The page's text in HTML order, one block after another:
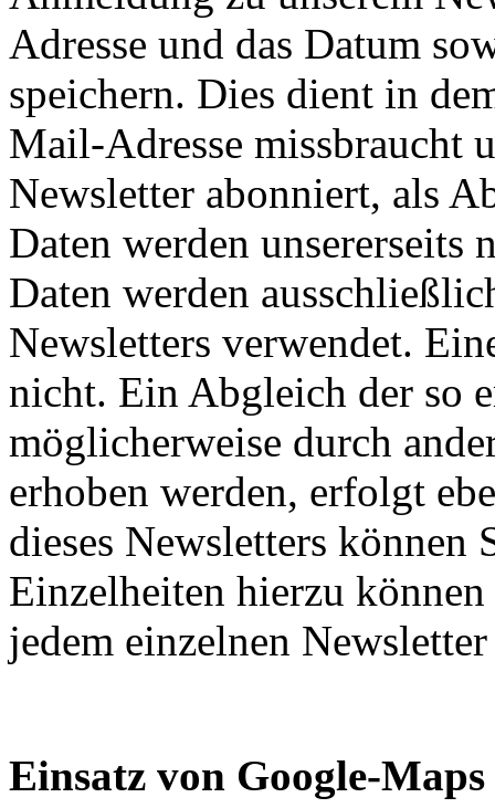
Adresse und das Datum
speichern. Dies dient in
Mail-Adresse missbraucht
Newsletter abonniert, als
Daten werden unsererseits
Daten werden
Newsletters verwendet.
nicht. Ein Abgleich der so
möglicherweise durch
erhoben werden, erfolgt
dieses Newsletters können
Einzelheiten hierzu
jedem einzelnen
Einsatz von Google-Maps